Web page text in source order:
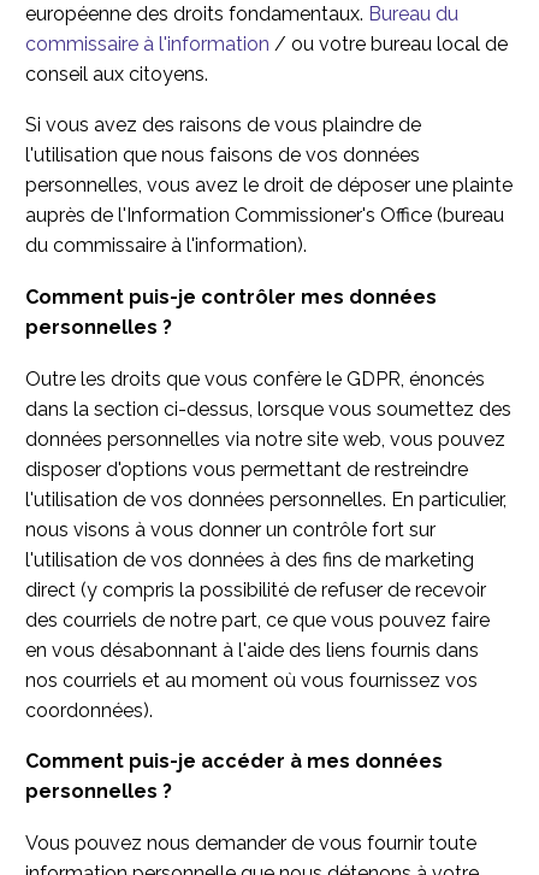
européenne des droits fondamentaux. Bureau du
commissaire à l'information / ou votre bureau local de
conseil aux citoyens.
Si vous avez des raisons de vous plaindre de
l'utilisation que nous faisons de vos données
personnelles, vous avez le droit de déposer une plainte
auprès de l'Information Commissioner's Office (bureau
du commissaire à l'information).
Comment puis-je contrôler mes données
personnelles ?
Outre les droits que vous confère le GDPR, énoncés
dans la section ci-dessus, lorsque vous soumettez des
données personnelles via notre site web, vous pouvez
disposer d'options vous permettant de restreindre
l'utilisation de vos données personnelles. En particulier,
nous visons à vous donner un contrôle fort sur
l'utilisation de vos données à des fins de marketing
direct (y compris la possibilité de refuser de recevoir
des courriels de notre part, ce que vous pouvez faire
en vous désabonnant à l'aide des liens fournis dans
nos courriels et au moment où vous fournissez vos
coordonnées).
Comment puis-je accéder à mes données
personnelles ?
Vous pouvez nous demander de vous fournir toute